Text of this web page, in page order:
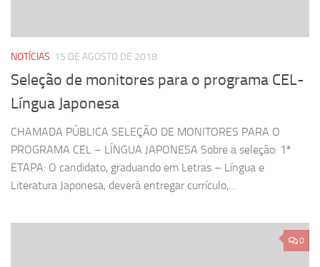
NOTÍCIAS 15 DE AGOSTO DE 2018
Seleção de monitores para o programa CEL-
Língua Japonesa
CHAMADA PÚBLICA SELEÇÃO DE MONITORES PARA O
PROGRAMA CEL – LÍNGUA JAPONESA Sobre a seleção: 1ª
ETAPA: O candidato, graduando em Letras – Língua e
Literatura Japonesa, deverá entregar currículo,...
0